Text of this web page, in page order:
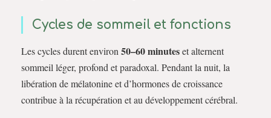
Cycles de sommeil et fonctions
Les cycles durent environ 50–60 minuteset alternent
sommeil léger, profond et paradoxal. Pendant la nuit, la
libération de mélatonine et d’hormones de croissance
contribue à la récupération et au développement cérébral.